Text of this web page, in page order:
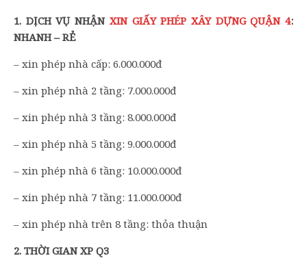
1. DỊCH VỤ NHẬN XIN GIẤY PHÉP XÂY DỰNG QUẬN 4:
NHANH – RẺ
– xin phép nhà cấp: 6.000.000đ
– xin phép nhà 2 tầng: 7.000.000đ
– xin phép nhà 3 tầng: 8.000.000đ
– xin phép nhà 5 tầng: 9.000.000đ
– xin phép nhà 6 tầng: 10.000.000đ
– xin phép nhà 7 tầng: 11.000.000đ
– xin phép nhà trên 8 tầng: thỏa thuận
2. THỜI GIAN XP Q3